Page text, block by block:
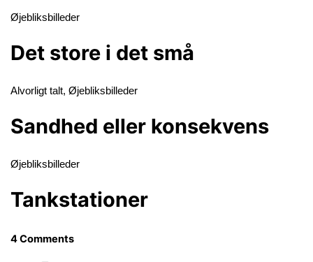
Øjebliksbilleder
Det store i det små
Alvorligt talt, Øjebliksbilleder
Sandhed eller konsekvens
Øjebliksbilleder
Tankstationer
4 Comments